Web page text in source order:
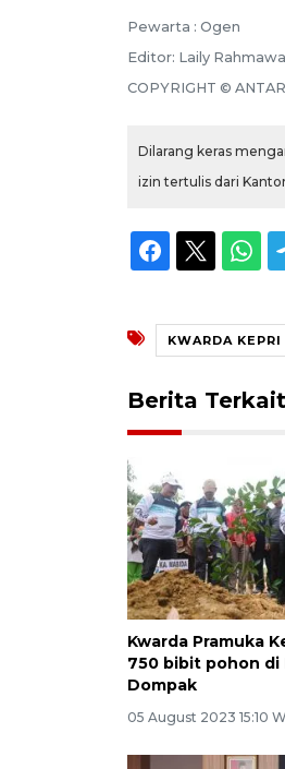
Pewarta : Ogen
Editor: Laily
COPYRIGHT ©
Dilarang keras
izin tertulis dari
KWARDA KEPRI
Berita Terkait
Kwarda Pramuka
750 bibit pohon di
Dompak
05 August 2023 15:10